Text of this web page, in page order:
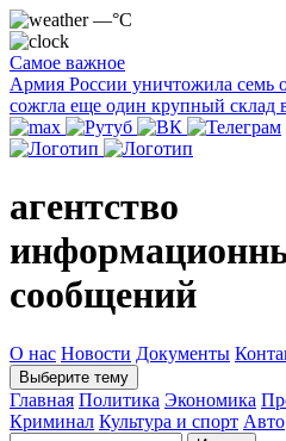
—°C
Самое важное
Армия России уничтожила семь
сожгла еще один крупный склад
агентство
сообщений
О нас Новости Документы
Выберите тему
Главная Политика Экономика
Криминал Культура и спорт Авто